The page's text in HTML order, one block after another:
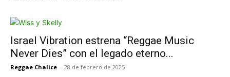
Israel Vibration estrena “Reggae Music
Never Dies” con el legado eterno...
Reggae Chalice - 28 de febrero de 2025